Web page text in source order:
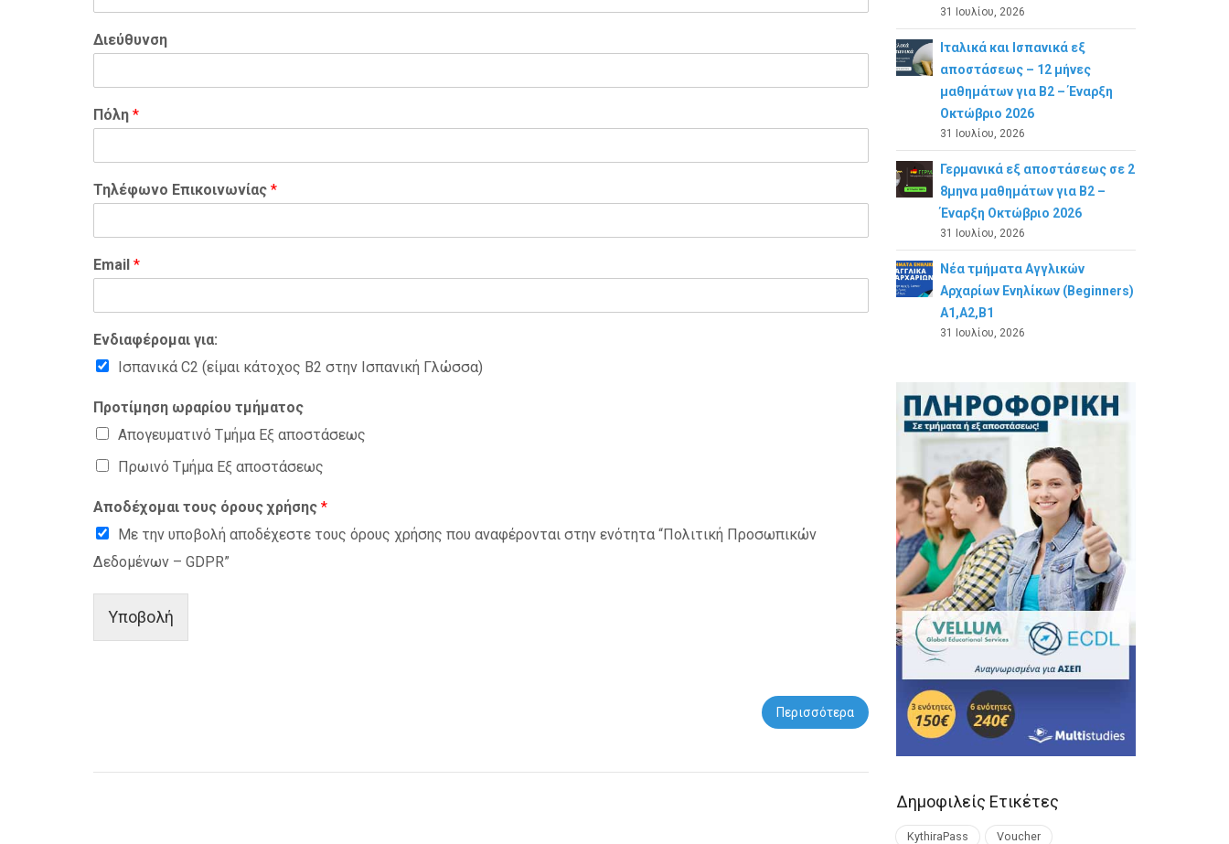
Διεύθυνση
Πόλη *
Τηλέφωνο Επικοινωνίας *
Email *
Ενδιαφέρομαι για:
Ισπανικά C2 (είμαι κάτοχος B2 στην Ισπανική Γλώσσα)
Προτίμηση ωραρίου τμήματος
Απογευματινό Τμήμα Εξ αποστάσεως
Πρωινό Τμήμα Εξ αποστάσεως
Αποδέχομαι τους όρους χρήσης *
Με την υποβολή αποδέχεστε τους όρους χρήσης που αναφέρονται στην ενότητα “Πολιτική Προσωπικών
Δεδομένων – GDPR”
Υποβολή
Περισσότερα
31 Ιουλίου, 2026
Ιταλικά και Ισπανικά εξ
αποστάσεως – 12 μήνες
μαθημάτων για B2 – Έναρξη
Οκτώβριο 2026
31 Ιουλίου, 2026
Γερμανικά εξ αποστάσεως σε 2
8μηνα μαθημάτων για Β2 –
Έναρξη Οκτώβριο 2026
31 Ιουλίου, 2026
Νέα τμήματα Αγγλικών
Αρχαρίων Ενηλίκων (Beginners)
A1,A2,B1
31 Ιουλίου, 2026
Δημοφιλείς Ετικέτες
KythiraPass Voucher